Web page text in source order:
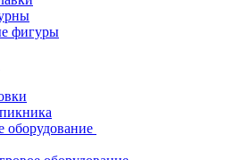
фигуры
оборудование